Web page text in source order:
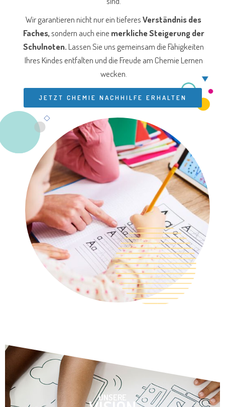
Wir garantieren nicht nur ein tieferesVerständnis des
Faches,sondern auch eine merkliche Steigerung der
Schulnoten.Lassen Sie uns gemeinsam die Fähigkeiten
Ihres Kindes entfalten und die Freude am Chemie Lernen
wecken.
JETZT CHEMIE NACHHILFE ERHALTEN
UNSERE